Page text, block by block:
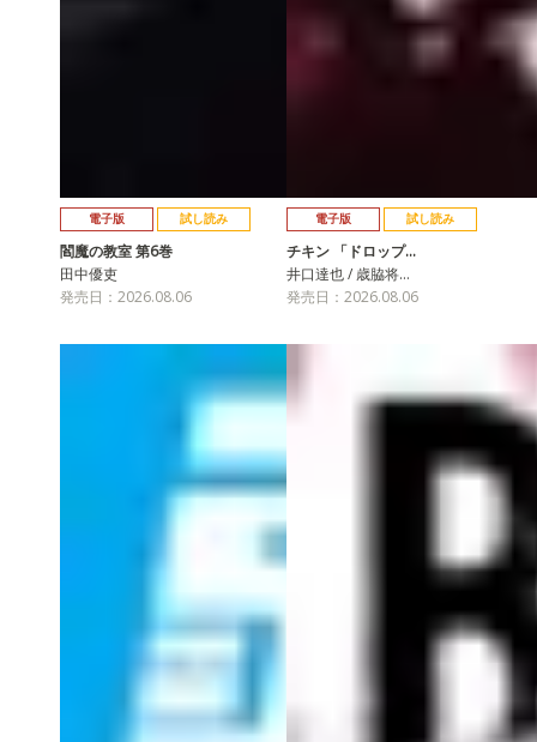
電子版 試し読み
閻魔の教室 第6巻
田中優吏
発売日：2026.08.06
電子版 試し読み
チキン 「ドロップ…
井口達也 / 歳脇将…
発売日：2026.08.06